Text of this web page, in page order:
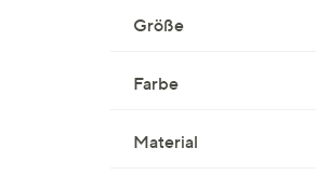
Größe
Farbe
Material